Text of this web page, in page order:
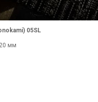
05SL
мм